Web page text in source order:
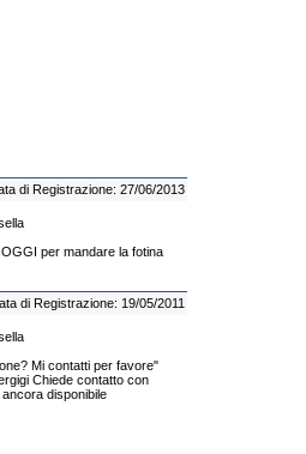
di Registrazione: 27/06/2013
per mandare la fotina
di Registrazione: 19/05/2011
Mi contatti per favore"
Chiede contatto con
disponibile